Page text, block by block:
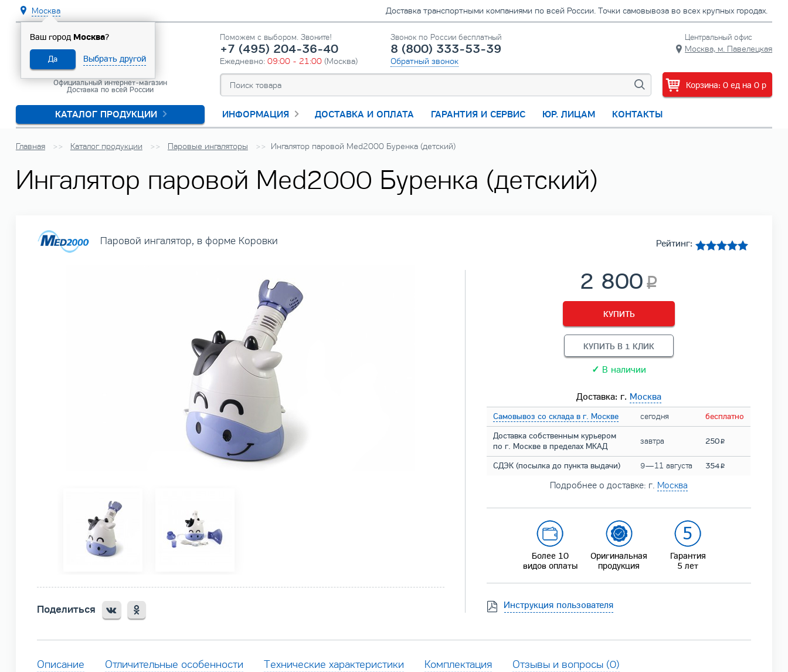
Москва
Ваш город Москва?
Да Выбрать другой
Доставка транспортными компаниями по всей России. Точки самовывоза во всех крупных городах.
Официальный интернет-магазин
Доставка по всей России
Центральный офис
Москва, м. Павелецкая
Поможем с выбором. Звоните!
+7 (495) 204-36-40
Ежедневно:09:00 - 21:00 (Москва)
Звонок по России бесплатный
8 (800) 333-53-39
Обратный звонок
Корзина: 0 ед на 0 p
КАТАЛОГ ПРОДУКЦИИ ИНФОРМАЦИЯ ДОСТАВКА И ОПЛАТА ГАРАНТИЯ И СЕРВИС ЮР. ЛИЦАМ КОНТАКТЫ
Главная Каталог продукции Паровые ингаляторы Ингалятор паровой Med2000 Буренка (детский)
Ингалятор паровой Med2000 Буренка (детский)
Паровой ингалятор, в форме Коровки
Поделиться
Рейтинг:
2 800
КУПИТЬ
КУПИТЬ В 1 КЛИК
✓ В наличии
Доставка: г. Москва
Самовывоз со склада в г. Москве сегодня
бесплатно
Доставка собственным курьером
по г. Москве в пределах МКАД
завтра 250
СДЭК (посылка до пункта выдачи) 9 — 11 августа 354
Подробнее о доставке: г. Москва
Более 10
видов оплаты
Оригинальная
продукция
Гарантия
5 лет
Инструкция пользователя
Описание Отличительные особенности Технические характеристики Комплектация Отзывы и вопросы (0)